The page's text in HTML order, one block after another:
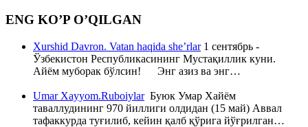
ENG KO’P O’QILGAN
Xurshid Davron. Vatan haqida she’rlar1 сентябрь -
Ўзбекистон Республикасининг Мустақиллик куни.
Айём муборак бўлсин! Энг азиз ва энг…
Umar Xayyom.RuboiylarБуюк Умар Хайём
таваллудининг 970 йиллиги олдидан (15 май) Аввал
тафаккурда туғилиб, кейин қалб қўрига йўғрилган…